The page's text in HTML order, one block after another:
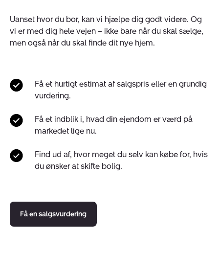
Uanset hvor du bor, kan vi hjælpe dig godt videre. Og
vi er med dig hele vejen – ikke bare når du skal sælge,
men også når du skal finde dit nye hjem.
Få et hurtigt estimat af salgspris eller en grundig
vurdering.
Få et indblik i, hvad din ejendom er værd på
markedet lige nu.
Find ud af, hvor meget du selv kan købe for, hvis
du ønsker at skifte bolig.
Få en salgsvurdering